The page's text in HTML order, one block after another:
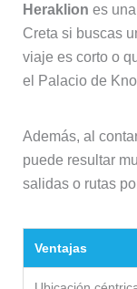
Heraklion es
Creta si buscas
viaje es corto o
el Palacio de
Además, al
puede resultar
salidas o rutas
Ventajas